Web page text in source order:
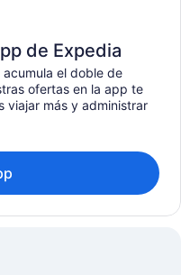
de Expedia
el doble de
ofertas en la app te
viajar más y administrar